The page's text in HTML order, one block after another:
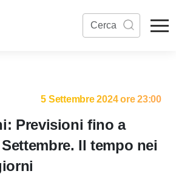
5 Settembre 2024 ore 23:00
Previsioni fino a
Il tempo nei